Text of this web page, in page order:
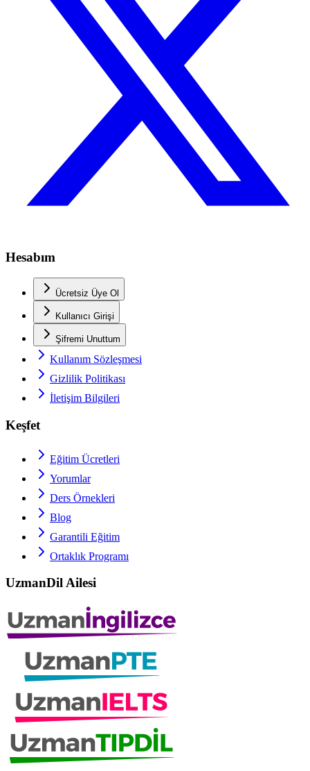
Hesabım
Ücretsiz Üye Ol
Kullanıcı Girişi
Şifremi Unuttum
Kullanım Sözleşmesi
Gizlilik Politikası
İletişim Bilgileri
Keşfet
Eğitim Ücretleri
Yorumlar
Ders Örnekleri
Blog
Garantili Eğitim
Ortaklık Programı
UzmanDil Ailesi